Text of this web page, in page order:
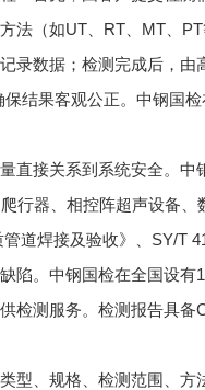
法（如UT、RT、MT、
数据；检测完成后，由
结果客观公正。中钢国
直接关系到系统安全。
行器、相控阵超声设备
道焊接及验收》、SY/T
陷。中钢国检在全国设
检测服务。检测报告具
型、规格、检测范围、